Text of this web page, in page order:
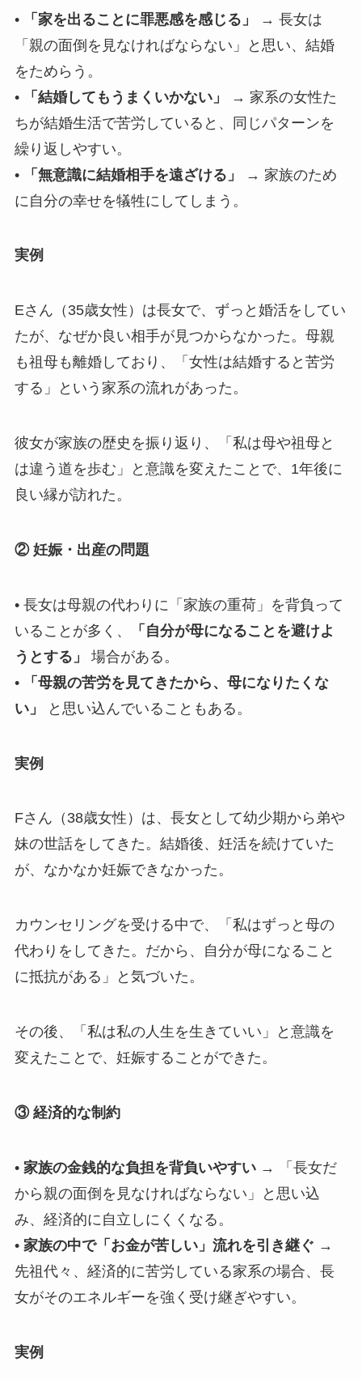
• 「家を出ることに罪悪感を感じる」
→ 長女は
「親の面倒を見なければならない」と思い、結婚
をためらう。
•
「結婚してもうまくいかない」
→ 家系の女性た
ちが結婚生活で苦労していると、同じパターンを
繰り返しやすい。
•
「無意識に結婚相手を遠ざける」
→ 家族のため
に自分の幸せを犠牲にしてしまう。
実例
Eさん（35歳女性）は長女で、ずっと婚活をしてい
たが、なぜか良い相手が見つからなかった。母親
も祖母も離婚しており、「女性は結婚すると苦労
する」という家系の流れがあった。
彼女が家族の歴史を振り返り、「私は母や祖母と
は違う道を歩む」と意識を変えたことで、1年後に
良い縁が訪れた。
② 妊娠・出産の問題
• 長女は母親の代わりに「家族の重荷」を背負って
いることが多く、
「自分が母になることを避けよ
うとする」
場合がある。
•
「母親の苦労を見てきたから、母になりたくな
い」
と思い込んでいることもある。
実例
Fさん（38歳女性）は、長女として幼少期から弟や
妹の世話をしてきた。結婚後、妊活を続けていた
が、なかなか妊娠できなかった。
カウンセリングを受ける中で、「私はずっと母の
代わりをしてきた。だから、自分が母になること
に抵抗がある」と気づいた。
その後、「私は私の人生を生きていい」と意識を
変えたことで、妊娠することができた。
③ 経済的な制約
• 家族の金銭的な負担を背負いやすい→ 「長女だ
から親の面倒を見なければならない」と思い込
み、経済的に自立しにくくなる。
• 家族の中で「お金が苦しい」流れを引き継ぐ →
先祖代々、経済的に苦労している家系の場合、長
女がそのエネルギーを強く受け継ぎやすい。
実例